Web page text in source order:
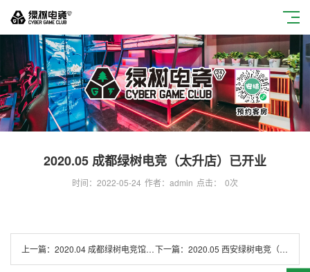
2020.05 成都绿树电竞（太升店）已开业
时间：2022-05-24 作者：admin 点击： 0次
上一篇： 2020.04 成都绿树电竞馆（东立店）已开业 下一篇： 2020.05 西安绿树电竞（华阳城店）已开业